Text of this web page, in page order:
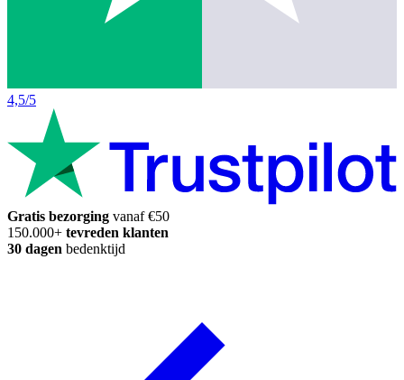
4,5/5
Gratis bezorging vanaf €50
150.000+ tevreden klanten
30 dagen bedenktijd